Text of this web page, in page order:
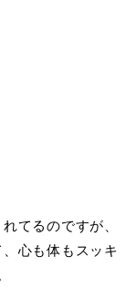
てるのですが、
心も体もスッキ